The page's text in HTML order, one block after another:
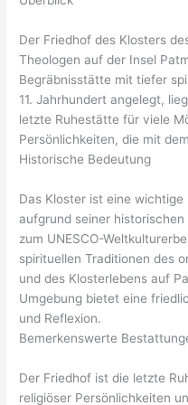
Der Friedhof des Klosters
Theologen auf der Insel
Begräbnisstätte mit tiefer
11. Jahrhundert angelegt,
letzte Ruhestätte für viele
Persönlichkeiten, die mit
Historische Bedeutung
Das Kloster ist eine
aufgrund seiner
zum UNESCO-
spirituellen Traditionen des
und des Klosterlebens auf
Umgebung bietet eine
und Reflexion.
Bemerkenswerte
Der Friedhof ist die letzte
religiöser Persönlichkeiten